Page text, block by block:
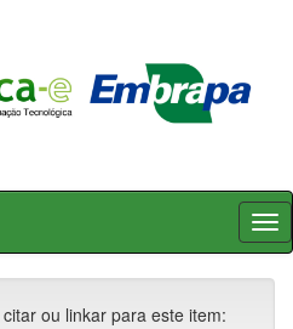
ou linkar para este item: